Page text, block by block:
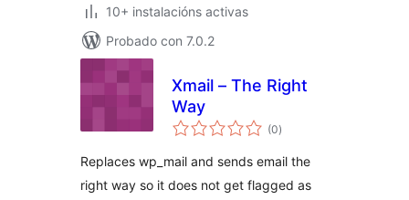
10+ instalacións activas
Probado con 7.0.2
Xmail – The Right
Way
(0valoracións
totais
)
Replaces wp_mail and sends email the
right way so it does not get flagged as